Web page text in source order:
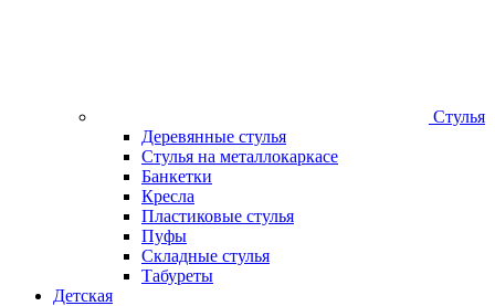
Стулья
Деревянные стулья
Стулья на металлокаркасе
Банкетки
Кресла
Пластиковые стулья
Пуфы
Складные стулья
Табуреты
Детская